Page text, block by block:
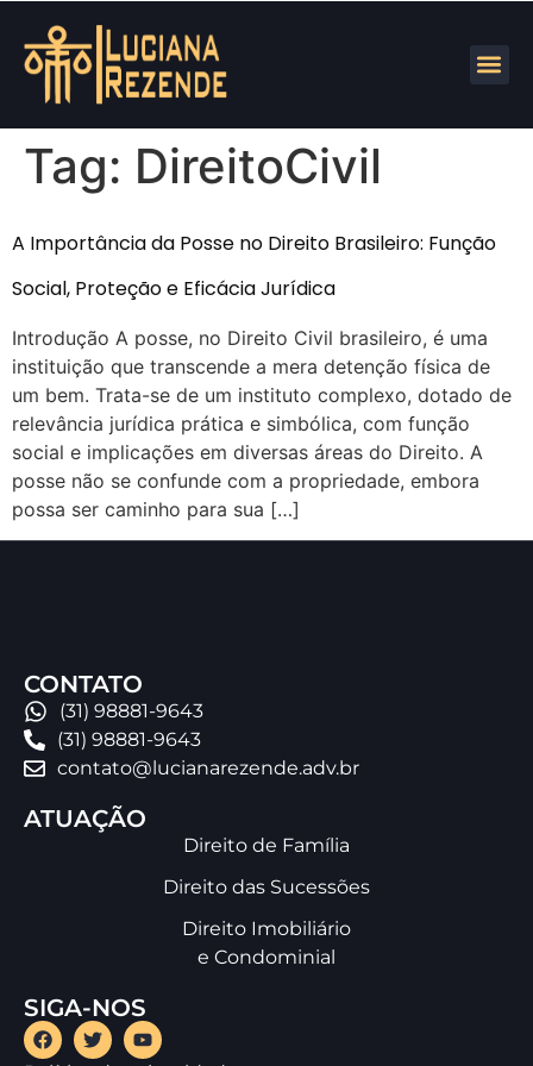
Tag: DireitoCivil
A Importância da Posse no Direito Brasileiro: Função
Social, Proteção e Eficácia Jurídica
Introdução A posse, no Direito Civil brasileiro, é uma
instituição que transcende a mera detenção física de
um bem. Trata-se de um instituto complexo, dotado de
relevância jurídica prática e simbólica, com função
social e implicações em diversas áreas do Direito. A
posse não se confunde com a propriedade, embora
possa ser caminho para sua […]
CONTATO
(31) 98881-9643
(31) 98881-9643
contato@lucianarezende.adv.br
ATUAÇÃO
Direito de Família
Direito das Sucessões
Direito Imobiliário
e Condominial
SIGA-NOS